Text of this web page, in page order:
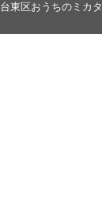
台東区おうちのミカタ